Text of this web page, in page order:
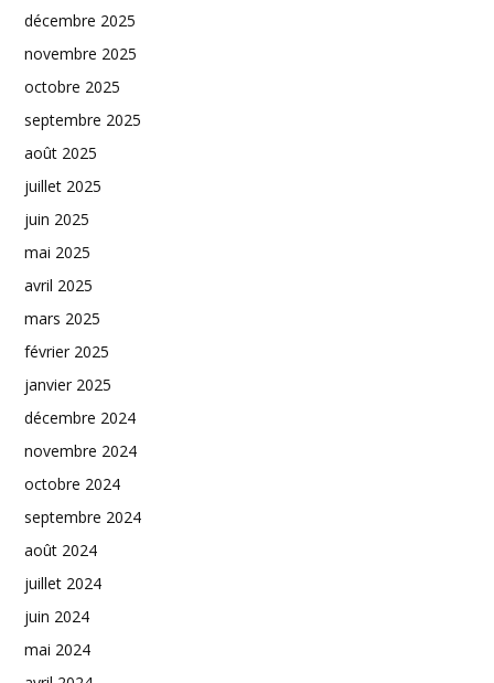
décembre 2025
novembre 2025
octobre 2025
septembre 2025
août 2025
juillet 2025
juin 2025
mai 2025
avril 2025
mars 2025
février 2025
janvier 2025
décembre 2024
novembre 2024
octobre 2024
septembre 2024
août 2024
juillet 2024
juin 2024
mai 2024